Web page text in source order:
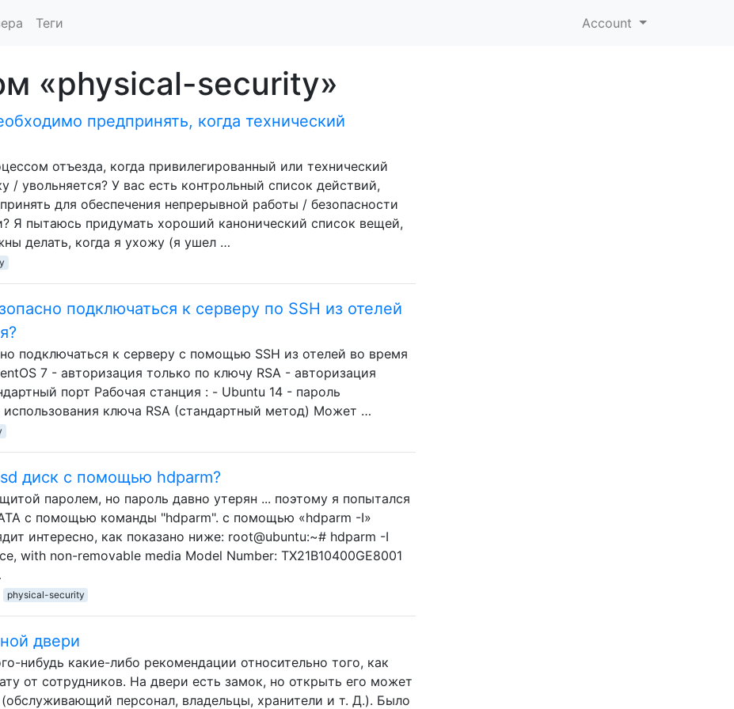
Теги Account
«physical-security»
предпринять, когда технический
отъезда, когда привилегированный или технический
/ увольняется? У вас есть контрольный список действий,
для обеспечения непрерывной работы / безопасности
Я пытаюсь придумать хороший канонический список вещей,
делать, когда я ухожу (я ушел …
подключаться к серверу по SSH из отелей
подключаться к серверу с помощью SSH из отелей во время
7 - авторизация только по ключу RSA - авторизация
порт Рабочая станция : - Ubuntu 14 - пароль
использования ключа RSA (стандартный метод) Может …
диск с помощью hdparm?
паролем, но пароль давно утерян ... поэтому я попытался
с помощью команды "hdparm". с помощью «hdparm -I»
интересно, как показано ниже: root@ubuntu:~# hdparm -I
with non-removable media Model Number: TX21B10400GE8001
physical-security
двери
нибудь какие-либо рекомендации относительно того, как
от сотрудников. На двери есть замок, но открыть его может
персонал, владельцы, хранители и т. Д.). Было